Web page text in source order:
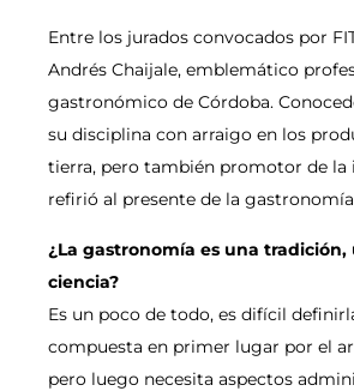
Entre los jurados convocados por
Andrés Chaijale, emblemático
gastronómico de Córdoba.
su disciplina con arraigo en los
tierra, pero también promotor de la
refirió al presente de la
¿La gastronomía es una tradición,
ciencia?
Es un poco de todo, es difícil
compuesta en primer lugar por el
pero luego necesita aspectos